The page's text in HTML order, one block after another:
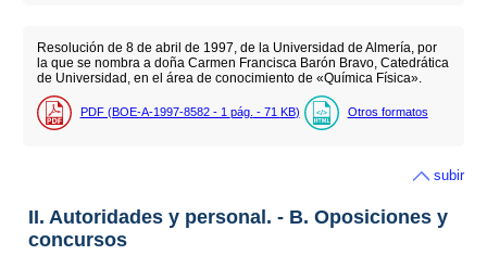
Resolución de 8 de abril de 1997, de la Universidad de Almería, por
la que se nombra a doña Carmen Francisca Barón Bravo, Catedrática
de Universidad, en el área de conocimiento de «Química Física».
PDF (BOE-A-1997-8582 - 1 pág. - 71 KB) Otros formatos
subir
II. Autoridades y personal. - B. Oposiciones y
concursos